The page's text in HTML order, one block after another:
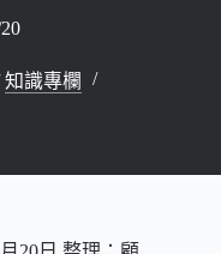
知識專欄